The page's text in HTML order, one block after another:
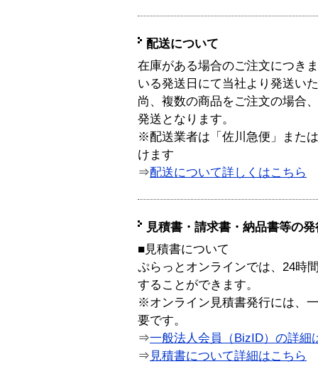
配送について
在庫がある場合のご注文につき
いる発送日にて当社より発送い
尚、複数の商品をご注文の場合
発送となります。
※配送業者は「佐川急便」また
けます
⇒配送について詳しくはこちら
見積書・請求書・納品書等の
■見積書について
ぷらっとオンラインでは、24時
することができます。
※オンライン見積書発行には、
要です。
⇒一般法人会員（BizID）の詳細
⇒ 見積書について詳細はこちら